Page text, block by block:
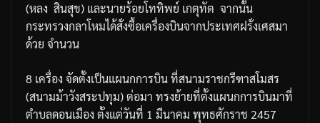
(หลง สินสุข) และนายร้อยโททิพย์ เกตุทัต จากนั้น
กระทรวงกลาโหมได้สั่งซื้อเครื่องบินจากประเทศฝรั่งเศสมา
ด้วย จำนวน
8 เครื่อง จัดตั้งเป็นแผนกการบินที่สนามราชกรีฑาสโมสร
(สนามม้าวังสระปทุม)ต่อมา ทรงย้ายที่ตั้งแผนกการบินมาที่
ตำบลดอนเมือง ตั้งแต่วันที่ 1 มีนาคม พุทธศักราช 2457